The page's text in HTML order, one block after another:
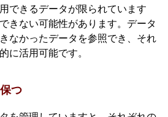
できるデータが限られています
きない可能性があります。データ
なかったデータを参照でき、それ
に活用可能です。
つ